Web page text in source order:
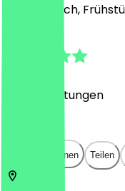
Café, Brunch,
Bewertungen
In App öffnen Teilen